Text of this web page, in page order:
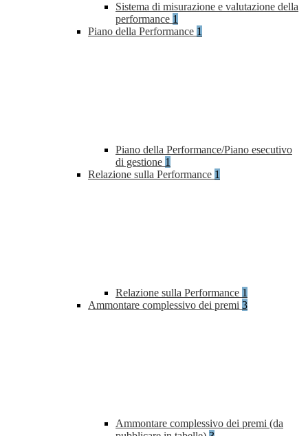
Sistema di misurazione e valutazione della
performance 1
Piano della Performance 1
Piano della Performance/Piano esecutivo
di gestione 1
Relazione sulla Performance 1
Relazione sulla Performance 1
Ammontare complessivo dei premi 3
Ammontare complessivo dei premi (da